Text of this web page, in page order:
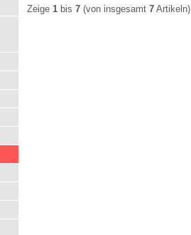
Zeige 1 bis 7 (von insgesamt 7 Artikeln)